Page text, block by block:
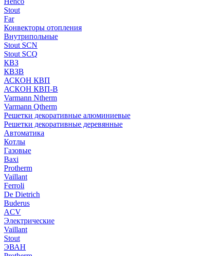
Stout
Far
Конвекторы отопления
Внутрипольные
Stout SCN
Stout SCQ
КВЗ
КВЗВ
АСКОН КВП
АСКОН КВП-В
Varmann Ntherm
Varmann Qtherm
Решетки декоративные алюминиевые
Решетки декоративные деревянные
Автоматика
Котлы
Газовые
Baxi
Protherm
Vaillant
Ferroli
De Dietrich
Buderus
ACV
Электрические
Vaillant
Stout
ЭВАН